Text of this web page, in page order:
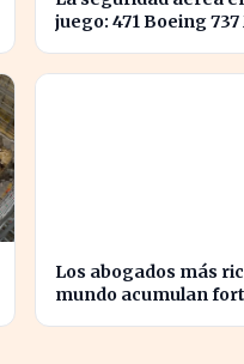
juego: 471 Boeing 737
Los abogados más
mundo acumulan